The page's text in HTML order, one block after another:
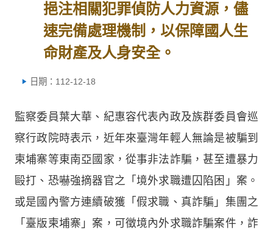
挹注相關犯罪偵防人力資源，儘
速完備處理機制，以保障國人生
命財產及人身安全。
日期：112-12-18
監察委員葉大華、紀惠容代表內政及族群委員會巡
察行政院時表示，近年來臺灣年輕人無論是被騙到
柬埔寨等東南亞國家，從事非法詐騙，甚至遭暴力
毆打、恐嚇強摘器官之「境外求職遭囚陷困」案。
或是國內警方連續破獲「假求職、真詐騙」集團之
「臺版柬埔寨」案，可徵境內外求職詐騙案件，詐